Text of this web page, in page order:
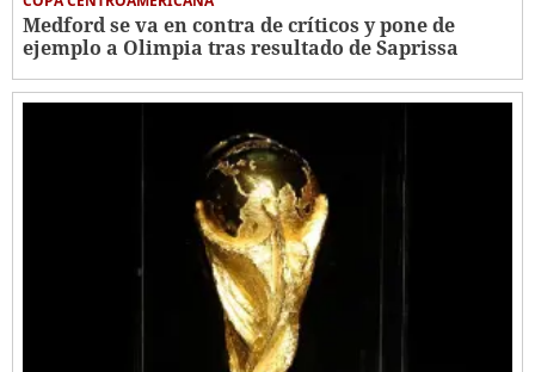
Medford se va en contra de críticos y pone de
ejemplo a Olimpia tras resultado de Saprissa